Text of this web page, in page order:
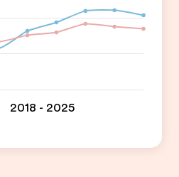
2018 - 2025